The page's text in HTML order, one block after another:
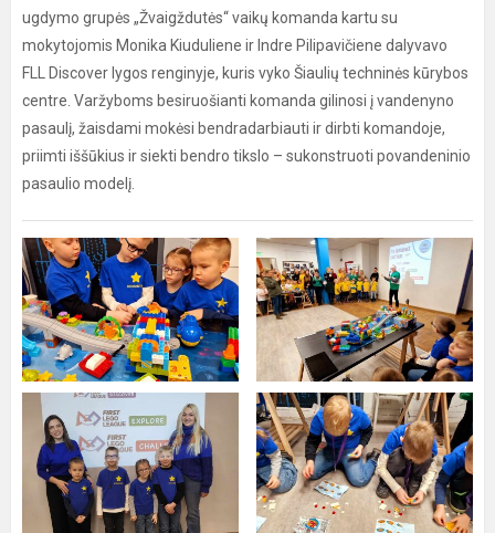
ugdymo grupės „Žvaigždutės“ vaikų komanda kartu su
mokytojomis Monika Kiuduliene ir Indre Pilipavičiene dalyvavo
FLL Discover lygos renginyje, kuris vyko Šiaulių techninės kūrybos
centre. Varžyboms besiruošianti komanda gilinosi į vandenyno
pasaulį, žaisdami mokėsi bendradarbiauti ir dirbti komandoje,
priimti iššūkius ir siekti bendro tikslo – sukonstruoti povandeninio
pasaulio modelį.